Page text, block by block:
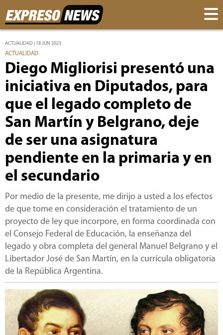
ACTUALIDAD | 18 JUN 2023
ACTUALIDAD
Diego Migliorisi presentó una
iniciativa en Diputados, para
que el legado completo de
San Martín y Belgrano, deje
de ser una asignatura
pendiente en la primaria y en
el secundario
Por medio de la presente, me dirijo a usted a los efectos
de que tome en consideración el tratamiento de un
proyecto de ley que incorpore, en forma coordinada con
el Consejo Federal de Educación, la enseñanza del
legado y obra completa del general Manuel Belgrano y el
Libertador José de San Martín, en la currícula obligatoria
de la República Argentina.